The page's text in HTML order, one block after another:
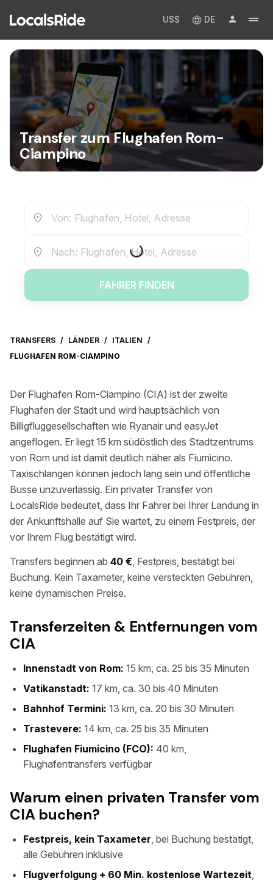
US$ DE
Transfer zum Flughafen Rom-
Ciampino
Von: Flughafen, Hotel, Adresse
Nach: Flughafen, Hotel, Adresse
FAHRER FINDEN
TRANSFERS / LÄNDER / ITALIEN /
FLUGHAFEN ROM-CIAMPINO
Der Flughafen Rom-Ciampino (CIA) ist der zweite
Flughafen der Stadt und wird hauptsächlich von
Billigfluggesellschaften wie Ryanair und easyJet
angeflogen. Er liegt 15 km südöstlich des Stadtzentrums
von Rom und ist damit deutlich näher als Fiumicino.
Taxischlangen können jedoch lang sein und öffentliche
Busse unzuverlässig. Ein privater Transfer von
LocalsRide bedeutet, dass Ihr Fahrer bei Ihrer Landung in
der Ankunftshalle auf Sie wartet, zu einem Festpreis, der
vor Ihrem Flug bestätigt wird.
Transfers beginnen ab 40 €, Festpreis, bestätigt bei
Buchung. Kein Taxameter, keine versteckten Gebühren,
keine dynamischen Preise.
Transferzeiten & Entfernungen vom
CIA
Innenstadt von Rom: 15 km, ca. 25 bis 35 Minuten
Vatikanstadt: 17 km, ca. 30 bis 40 Minuten
Bahnhof Termini: 13 km, ca. 20 bis 30 Minuten
Trastevere: 14 km, ca. 25 bis 35 Minuten
Flughafen Fiumicino (FCO): 40 km,
Flughafentransfers verfügbar
Warum einen privaten Transfer vom
CIA buchen?
Festpreis, kein Taxameter, bei Buchung bestätigt,
alle Gebühren inklusive
Flugverfolgung + 60 Min. kostenlose Wartezeit,